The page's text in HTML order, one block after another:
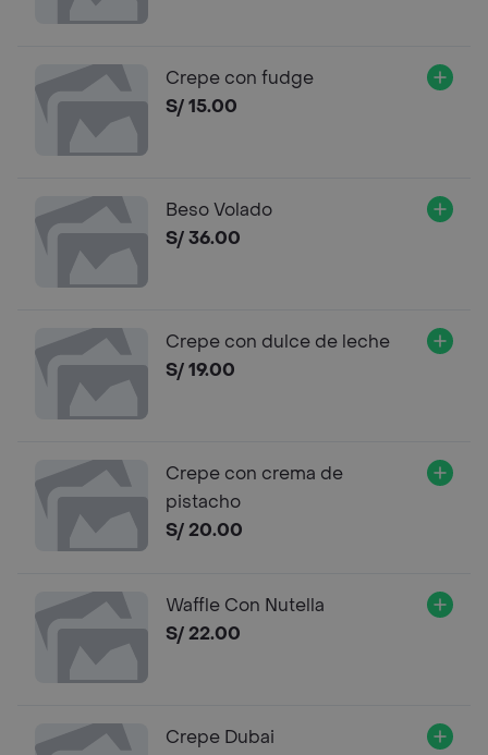
Crepe con fudge
S/ 15.00
Beso Volado
S/ 36.00
Crepe con dulce de leche
S/ 19.00
Crepe con crema de
pistacho
S/ 20.00
Waffle Con Nutella
S/ 22.00
Crepe Dubai